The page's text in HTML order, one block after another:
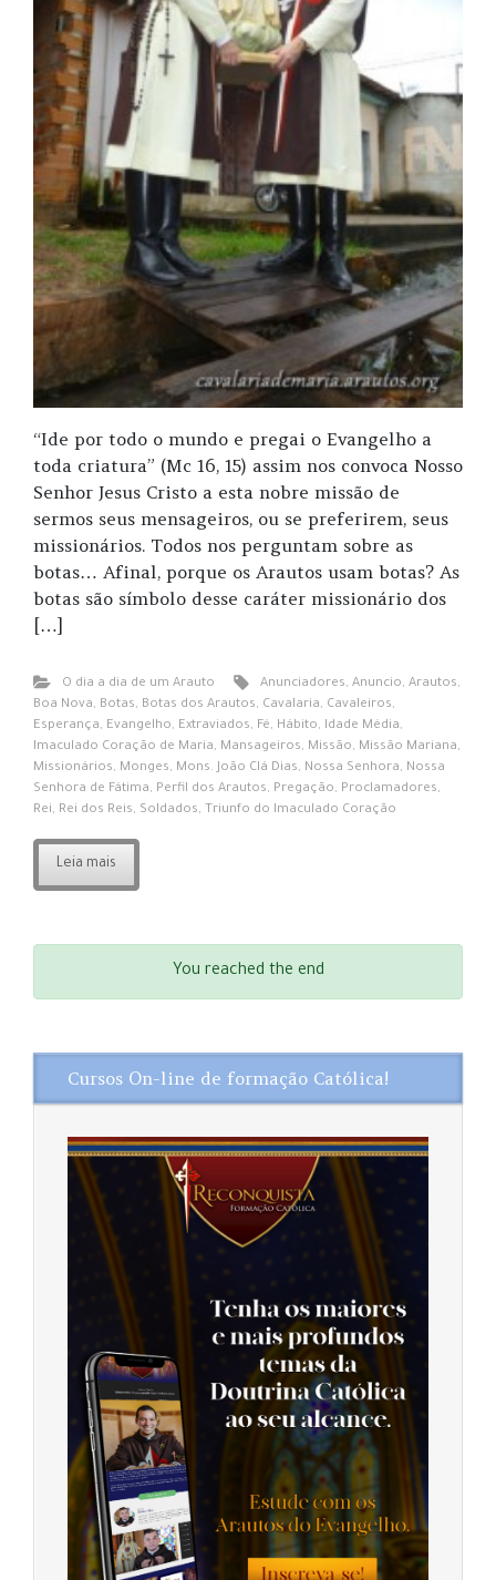
“Ide por todo o mundo e pregai o Evangelho a
toda criatura” (Mc 16, 15) assim nos convoca Nosso
Senhor Jesus Cristo a esta nobre missão de
sermos seus mensageiros, ou se preferirem, seus
missionários. Todos nos perguntam sobre as
botas… Afinal, porque os Arautos usam botas? As
botas são símbolo desse caráter missionário dos
[…]
O dia a dia de um Arauto Anunciadores,Anuncio,Arautos,
Boa Nova, Botas, Botas dos Arautos, Cavalaria, Cavaleiros,
Esperança, Evangelho, Extraviados, Fé, Hábito, Idade Média,
Imaculado Coração de Maria, Mansageiros, Missão, Missão Mariana,
Missionários, Monges, Mons. João Clá Dias, Nossa Senhora, Nossa
Senhora de Fátima, Perfil dos Arautos, Pregação, Proclamadores,
Rei, Rei dos Reis, Soldados, Triunfo do Imaculado Coração
Leia mais
You reached the end
Cursos On-line de formação Católica!